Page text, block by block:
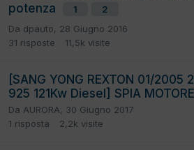
potenza
1
2
Da dpauto, 28 Giugno 2016
31 risposte 11,5k visite
[SANG YONG REXTON 01/2005
925 121Kw Diesel] SPIA MOTORE
Da AURORA, 30 Giugno 2017
1 risposta 2,2k visite